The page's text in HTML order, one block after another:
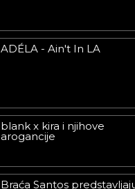
ADÉLA - Ain't In LA
blank x kira i njihove
arogancije
Braća Santos